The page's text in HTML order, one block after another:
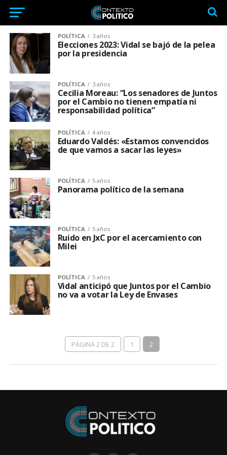
POLÍTICA 3 años
Elecciones 2023: Vidal se bajó de la pelea
por la presidencia
POLÍTICA 3 años
Cecilia Moreau: “Los senadores de Juntos
por el Cambio no tienen empatía ni
responsabilidad política”
POLÍTICA 4 años
Eduardo Valdés: «Estamos convencidos
de que vamos a sacar las leyes»
POLÍTICA 5 años
Panorama político de la semana
POLÍTICA 5 años
Ruido en JxC por el acercamiento con
Milei
POLÍTICA 5 años
Vidal anticipó que Juntos por el Cambio
no va a votar la Ley de Envases
PÁGINA 2 DE 2 1 2